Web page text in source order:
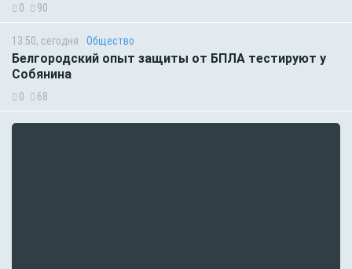
0 90
13:50, сегодня Общество
Белгородский опыт защиты от БПЛА тестируют у
Собянина
0 68